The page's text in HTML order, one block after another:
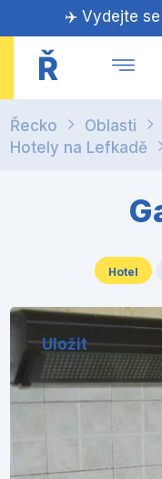
✈️ Vydejte se
Ř
Řecko Oblasti
Hotely na Lefkadě
Hotel
Uložit